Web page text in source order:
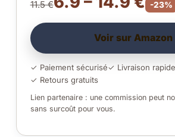
11.5 € -23%
Voir sur Amazon
✓ Paiement sécurisé✓ Livraison rapide
✓ Retours gratuits
Lien partenaire : une commission peut
sans surcoût pour vous.